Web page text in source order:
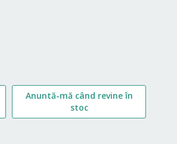
Anuntă-mă când revine în
stoc